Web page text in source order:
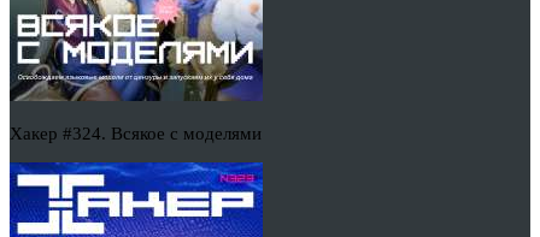
Хакер #324. Всякое с моделями